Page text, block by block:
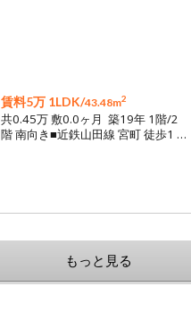
賃料5万 1LDK/43.48m2
共0.45万 敷0.0ヶ月 築19年 1階/2
階 南向き■近鉄山田線 宮町 徒歩1 …
もっと見る